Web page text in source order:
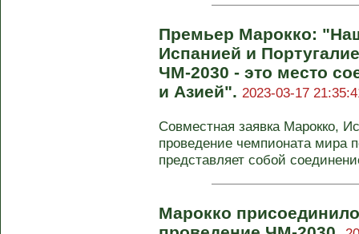
Премьер Марокко:
Испанией и
ЧМ-2030 - это место
и Азией". 2023-03-17
Совместная заявка Марокко,
проведение чемпионата мира
представляет собой
Марокко